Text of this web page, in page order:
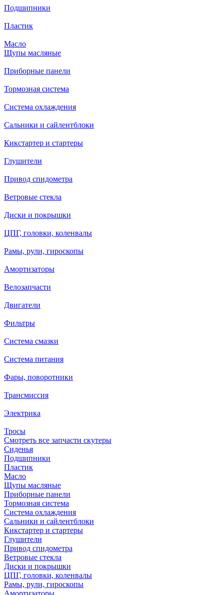
Подшипники
Пластик
Масло
Щупы масляные
Приборные панели
Тормозная система
Система охлаждения
Сальники и сайлентблоки
Кикстартер и стартеры
Глушители
Привод спидометра
Ветровые стекла
Диски и покрышки
ЦПГ, головки, коленвалы
Рамы, рули, гироскопы
Амортизаторы
Велозапчасти
Двигатели
Фильтры
Система смазки
Система питания
Фары, поворотники
Трансмиссия
Электрика
Тросы
Смотреть все запчасти скутеры
Сиденья
Подшипники
Пластик
Масло
Щупы масляные
Приборные панели
Тормозная система
Система охлаждения
Сальники и сайлентблоки
Кикстартер и стартеры
Глушители
Привод спидометра
Ветровые стекла
Диски и покрышки
ЦПГ, головки, коленвалы
Рамы, рули, гироскопы